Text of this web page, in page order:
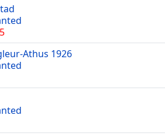
Athus 1926